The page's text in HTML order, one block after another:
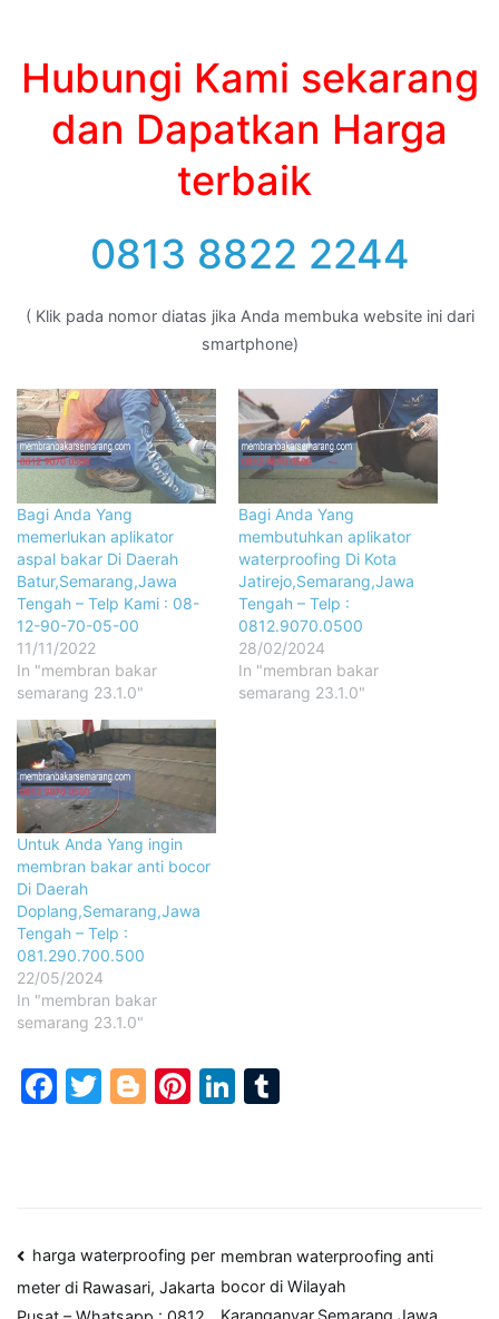
Hubungi Kami sekarang
dan Dapatkan Harga
terbaik
0813 8822 2244
( Klik pada nomor diatas jika Anda membuka website ini dari
smartphone)
Bagi Anda Yang
memerlukan aplikator
aspal bakar Di Daerah
Batur,Semarang,Jawa
Tengah – Telp Kami : 08-
12-90-70-05-00
11/11/2022
In "membran bakar
semarang 23.1.0"
Bagi Anda Yang
membutuhkan aplikator
waterproofing Di Kota
Jatirejo,Semarang,Jawa
Tengah – Telp :
0812.9070.0500
28/02/2024
In "membran bakar
semarang 23.1.0"
Untuk Anda Yang ingin
membran bakar anti bocor
Di Daerah
Doplang,Semarang,Jawa
Tengah – Telp :
081.290.700.500
22/05/2024
In "membran bakar
semarang 23.1.0"
Facebook
Twitter
Blogger
Pinterest
LinkedIn
Post
navigation
harga waterproofing per
meter di Rawasari, Jakarta
membran waterproofing anti
bocor di Wilayah